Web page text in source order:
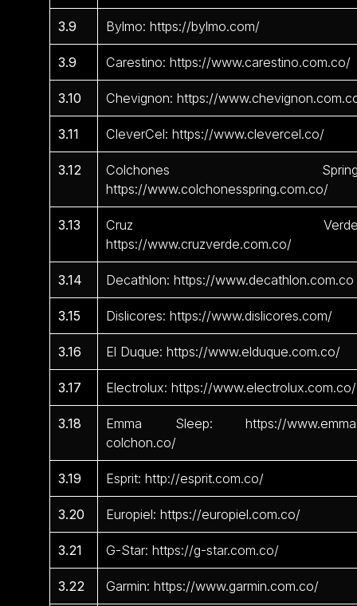
3.9 Bylmo: https://bylmo.com/
3.9 Carestino: https://www.carestino.com.co/
3.10 Chevignon: https://
3.11 CleverCel: https://www.clevercel.co/
3.12
Colchones
https://www.colchonesspring.com.co/
3.13
Cruz
https://www.cruzverde.com.co/
3.14 Decathlon: https://www.decathlon.com.co
3.15 Dislicores: https://www.dislicores.com/
3.16 El Duque: https://www.elduque.com.co/
3.17 Electrolux: https://www.electrolux.com.co/
3.18
Emma Sleep: https://
colchon.co/
3.19 Esprit: http://esprit.com.co/
3.20 Europiel: https://europiel.com.co/
3.21 G-Star: https://g-star.com.co/
3.22 Garmin: https://www.garmin.com.co/